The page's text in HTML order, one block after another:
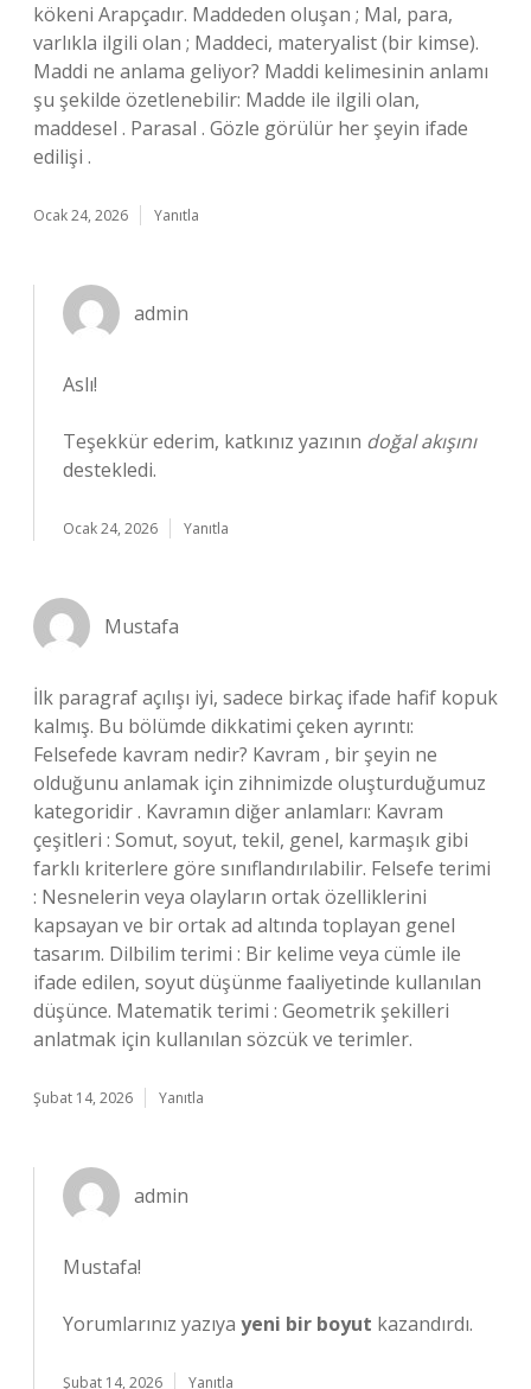
kökeni Arapçadır. Maddeden oluşan ; Mal, para,
varlıkla ilgili olan ; Maddeci, materyalist (bir kimse).
Maddi ne anlama geliyor? Maddi kelimesinin anlamı
şu şekilde özetlenebilir: Madde ile ilgili olan,
maddesel . Parasal . Gözle görülür her şeyin ifade
edilişi .
Ocak 24, 2026 Yanıtla
admin
Aslı!
Teşekkür ederim, katkınız yazının doğal akışını
destekledi.
Ocak 24, 2026 Yanıtla
Mustafa
İlk paragraf açılışı iyi, sadece birkaç ifade hafif kopuk
kalmış. Bu bölümde dikkatimi çeken ayrıntı:
Felsefede kavram nedir? Kavram , bir şeyin ne
olduğunu anlamak için zihnimizde oluşturduğumuz
kategoridir . Kavramın diğer anlamları: Kavram
çeşitleri : Somut, soyut, tekil, genel, karmaşık gibi
farklı kriterlere göre sınıflandırılabilir. Felsefe terimi
: Nesnelerin veya olayların ortak özelliklerini
kapsayan ve bir ortak ad altında toplayan genel
tasarım. Dilbilim terimi : Bir kelime veya cümle ile
ifade edilen, soyut düşünme faaliyetinde kullanılan
düşünce. Matematik terimi : Geometrik şekilleri
anlatmak için kullanılan sözcük ve terimler.
Şubat 14, 2026 Yanıtla
admin
Mustafa!
Yorumlarınız yazıya yeni bir boyut kazandırdı.
Şubat 14, 2026 Yanıtla